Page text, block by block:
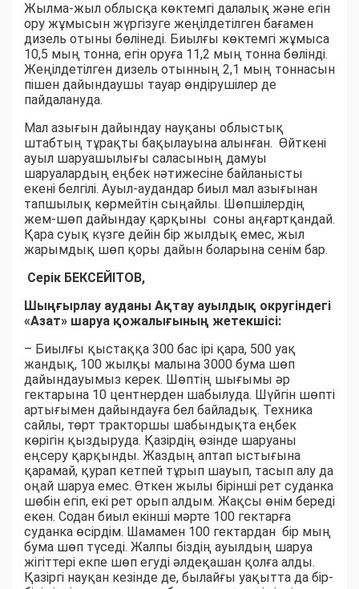
Жылма-жыл облысқа көктемгі далалық және егін
ору жұмысын жүргізуге жеңілдетілген бағамен
дизель отыны бөлінеді. Биылғы көктемгі жұмыса
10,5 мың тонна, егін оруға 11,2 мың тонна бөлінді.
Жеңілдетілген дизель отынның 2,1 мың тоннасын
пішен дайындаушы тауар өндірушілер де
пайдалануда.
Мал азығын дайындау науқаны облыстық
штабтың тұрақты бақылауына алынған. Өйткені
ауыл шаруашылығы саласының дамуы
шаруалардың еңбек нәтижесіне байланысты
екені белгілі. Ауыл-аудандар биыл мал азығынан
тапшылық көрмейтін сыңайлы. Шөпшілердің
жем-шөп дайындау қарқыны соны аңғартқандай.
Қара суық күзге дейін бір жылдық емес, жыл
жарымдық шөп қоры дайын боларына сенім бар.
Серік БЕКСЕЙІТОВ,
Шыңғырлау ауданы Ақтау ауылдық округіндегі
«Азат» шаруа қожалығының жетекшісі:
– Биылғы қыстаққа 300 бас ірі қара, 500 уақ
жандық, 100 жылқы малына 3000 бума шөп
дайындауымыз керек. Шөптің шығымы әр
гектарына 10 центнерден шабылуда. Шүйгін шөпті
артығымен дайындауға бел байладық. Техника
сайлы, төрт тракторшы шабындықта еңбек
көрігін қыздыруда. Қазірдің өзінде шаруаны
еңсеру қарқынды. Жаздың аптап ыстығына
қарамай, қурап кетпей тұрып шауып, тасып алу да
оңай шаруа емес. Өткен жылы бірінші рет суданка
шөбін егіп, екі рет орып алдым. Жақсы өнім береді
екен. Содан биыл екінші мәрте 100 гектарға
суданка өсірдім. Шамамен 100 гектардан бір мың
бума шөп түседі. Жалпы біздің ауылдың шаруа
жігіттері екпе шөп егуді әлдеқашан қолға алды.
Қазіргі науқан кезінде де, былайғы уақытта да бір-